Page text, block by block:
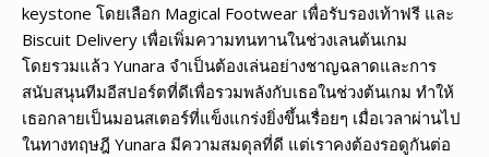
keystone โดยเลือก Magical Footwear เพื่อรับรองเท้าฟรี และ
Biscuit Delivery เพื่อเพิ่มความทนทานในช่วงเลนต้นเกม
โดยรวมแล้ว Yunara จำเป็นต้องเล่นอย่างชาญฉลาดและการ
สนับสนุนทีมอีสปอร์ตที่ดีเพื่อรวมพลังกับเธอในช่วงต้นเกม ทำให้
เธอกลายเป็นมอนสเตอร์ที่แข็งแกร่งยิ่งขึ้นเรื่อยๆ เมื่อเวลาผ่านไป
ในทางทฤษฎี Yunara มีความสมดุลที่ดี แต่เราคงต้องรอดูกันต่อ